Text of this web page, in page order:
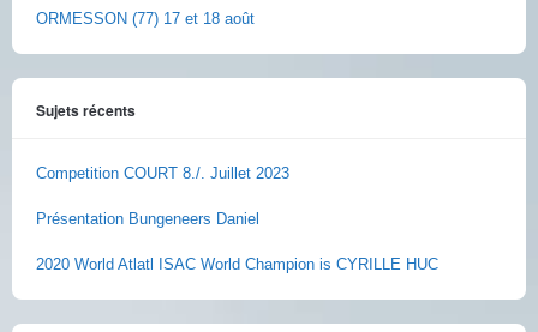
ORMESSON (77) 17 et 18 août
Sujets récents
Competition COURT 8./. Juillet 2023
Présentation Bungeneers Daniel
2020 World Atlatl ISAC World Champion is CYRILLE HUC